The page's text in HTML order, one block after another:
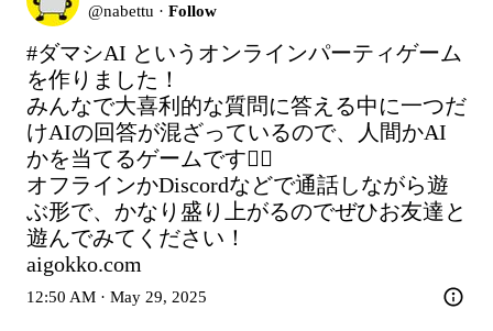
@nabettu · Follow
#ダマシAI というオンラインパーティゲーム
を作りました！
みんなで大喜利的な質問に答える中に一つだ
けAIの回答が混ざっているので、人間かAI
かを当てるゲームです🕵️‍♂️
オフラインかDiscordなどで通話しながら遊
ぶ形で、かなり盛り上がるのでぜひお友達と
aigokko.com
12:50 AM · May 29, 2025